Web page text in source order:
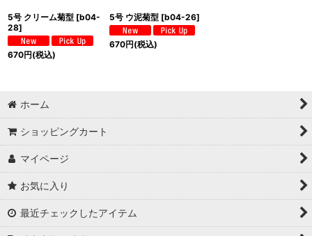
5号 クリーム菊型 [b04-
28]
670円(税込)
5号 ウ泥菊型 [b04-26]
670円(税込)
ホーム
ショッピングカート
マイページ
お気に入り
最近チェックしたアイテム